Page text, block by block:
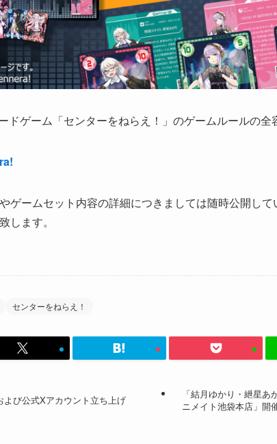
ドゲーム「センターをねらえ！」のゲームルールの全
ゲームセット内容の詳細につきましては随時公開して
します。
センターをねらえ！
よび公式Xアカウント立ち上げ
「結月ゆかり・紲星
ニメイト池袋本店」開